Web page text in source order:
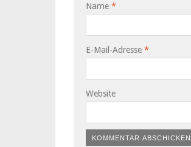
Name *
E-Mail-Adresse *
Website